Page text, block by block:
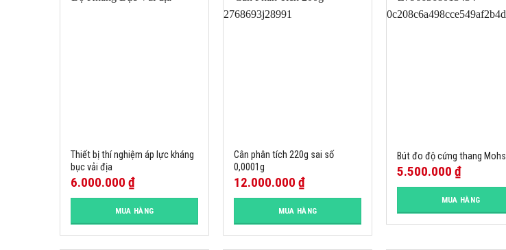
Thiết bị thí nghiệm áp lực kháng
bục vải địa
6.000.000 ₫
MUA HÀNG
Cân phân tích 220g sai số
0,0001g
12.000.000 ₫
MUA HÀNG
Bút đo độ cứng thang Mohs
5.500.000 ₫
MUA HÀNG